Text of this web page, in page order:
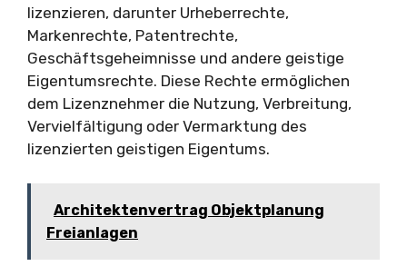
lizenzieren, darunter Urheberrechte,
Markenrechte, Patentrechte,
Geschäftsgeheimnisse und andere geistige
Eigentumsrechte. Diese Rechte ermöglichen
dem Lizenznehmer die Nutzung, Verbreitung,
Vervielfältigung oder Vermarktung des
lizenzierten geistigen Eigentums.
Architektenvertrag Objektplanung
Freianlagen